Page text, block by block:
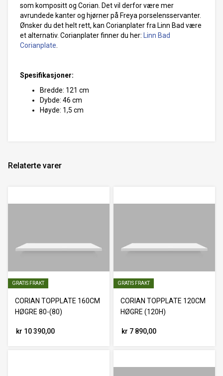
som kompositt og Corian. Det vil derfor være mer
avrundede kanter og hjørner på Freya porselensservanter.
Ønsker du det helt rett, kan Corianplater fra Linn Bad være
et alternativ. Corianplater finner du her:
Linn Bad
Corianplate
Spesifikasjoner:
Bredde: 121 cm
Dybde: 46 cm
Høyde: 1,5 cm
Relaterte varer
GRATIS FRAKT
CORIAN TOPPLATE 160CM
HØGRE 80-(80)
kr 10 390,00
GRATIS FRAKT
CORIAN TOPPLATE 120CM
HØGRE (120H)
kr 7 890,00